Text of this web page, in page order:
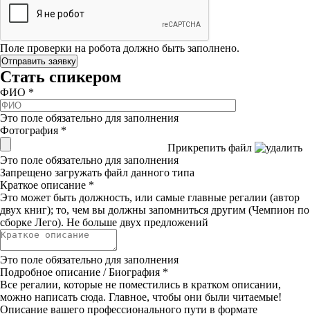
Поле проверки на робота должно быть заполнено.
Стать спикером
ФИО *
Это поле обязательно для заполнения
Фотография *
Прикрепить файл
Это поле обязательно для заполнения
Запрещено загружать файл данного типа
Краткое описание *
Это может быть должность, или самые главные регалии (автор
двух книг); то, чем вы должны запомниться другим (Чемпион по
сборке Лего). Не больше двух предложений
Это поле обязательно для заполнения
Подробное описание / Биография *
Все регалии, которые не поместились в кратком описании,
можно написать сюда. Главное, чтобы они были читаемые!
Описание вашего профессионального пути в формате